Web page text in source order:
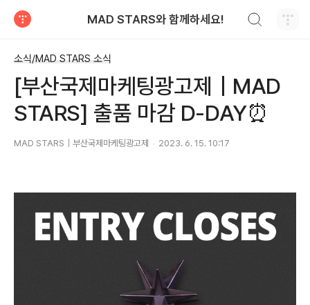
MAD STARS와 함께하세요!
소식/MAD STARS 소식
[부산국제마케팅광고제｜MAD
STARS] 출품 마감 D-DAY⏰
MAD STARS｜부산국제마케팅광고제 2023. 6. 15. 10:17